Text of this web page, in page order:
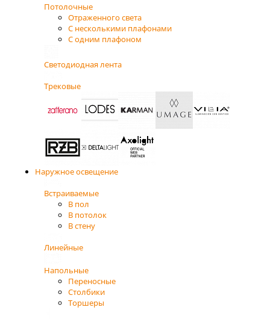
Потолочные
Отраженного света
С несколькими плафонами
С одним плафоном
Светодиодная лента
Трековые
Наружное освещение
Встраиваемые
В пол
В потолок
В стену
Линейные
Напольные
Переносные
Столбики
Торшеры